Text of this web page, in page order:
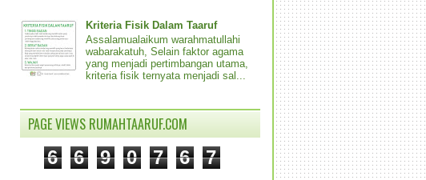
Kriteria Fisik Dalam Taaruf
Assalamualaikum warahmatullahi
wabarakatuh, Selain faktor agama
yang menjadi pertimbangan utama,
kriteria fisik ternyata menjadi sal...
PAGE VIEWS RUMAHTAARUF.COM
6 6 9 0 7 6 7